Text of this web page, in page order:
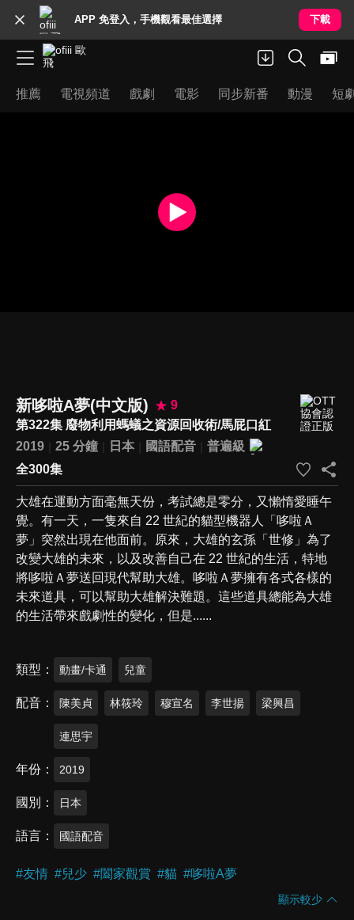
APP 免登入，手機觀看最佳選擇 下載
推薦 電視頻道 戲劇 電影 同步新番 動漫 短
新哆啦A夢(中文版)
9
第322集 廢物利用螞蟻之資源回收術/馬屁口紅
2019
25 分鐘 日本 國語配音
普遍級
全300集
大雄在運動方面毫無天份，考試總是零分，又懶惰愛睡午
覺。有一天，一隻來自 22 世紀的貓型機器人「哆啦Ａ
夢」突然出現在他面前。原來，大雄的玄孫「世修」為了
改變大雄的未來，以及改善自己在 22 世紀的生活，特地
將哆啦Ａ夢送回現代幫助大雄。哆啦Ａ夢擁有各式各樣的
未來道具，可以幫助大雄解決難題。這些道具總能為大雄
的生活帶來戲劇性的變化，但是......
類型 動畫/卡通 兒童
配音 陳美貞 林筱玲 穆宣名 李世揚 梁興昌
連思宇
年份 2019
國別 日本
語言 國語配音
#友情 #兒少 #闔家觀賞 #貓 #哆啦A夢
顯示較少